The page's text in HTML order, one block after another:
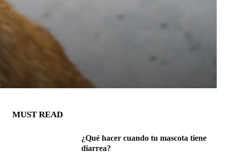
MUST READ
¿Qué hacer cuando tu mascota tiene
diarrea?